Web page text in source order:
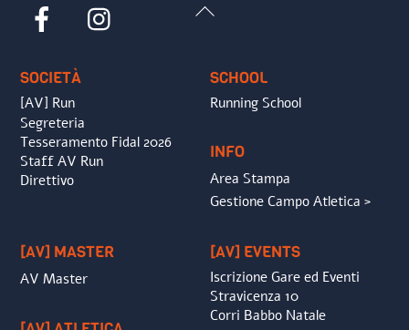
Back
Facebook
SOCIETÀ
[AV] Run
Segreteria
Tesseramento Fidal 2026
Staff AV Run
Direttivo
SCHOOL
Running School
INFO
Area Stampa
Gestione Campo Atletica >
[AV] MASTER
AV Master
[AV] EVENTS
Iscrizione Gare ed Eventi
Stravicenza 10
Corri Babbo Natale